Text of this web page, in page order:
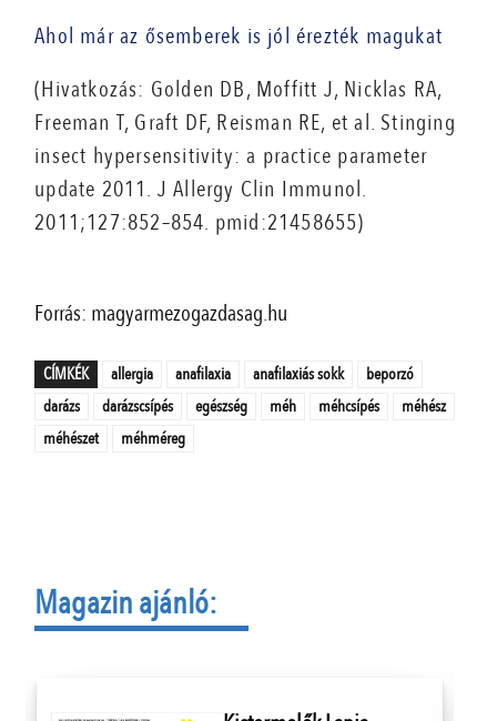
Ahol már az ősemberek is jól érezték magukat
(Hivatkozás: Golden DB, Moffitt J, Nicklas RA,
Freeman T, Graft DF, Reisman RE, et al. Stinging
insect hypersensitivity: a practice parameter
update 2011. J Allergy Clin Immunol.
2011;127:852–854. pmid:21458655)
Forrás: magyarmezogazdasag.hu
CÍMKÉK allergia anafilaxia anafilaxiás sokk
beporzó
darázs
darázscsípés egészség méh méhcsípés
méhész
méhészet
méhméreg
Magazin ajánló: